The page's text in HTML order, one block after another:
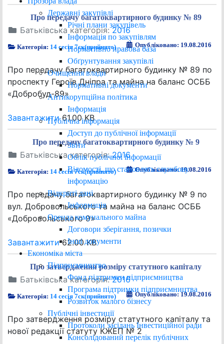
Державні закупівлі
Річні плани закупівель
Інформація по закупівлям
Нормативно правова база
Обґрунтування закупівлі
Очищення влади
Нормативні документи
Антикорупційна політика
Інформація
Публічна інформація
Доступ до публічної інформації
Звіти
Облік публічної інформації
Відомості, що становлять службову
інформацію
Відкриті дані
Інформація
Оренда комунального майна
Договори зберігання, позички
Інші документи
Економіка міста
Підприємництво
Фонд підтримки підприємництва
Програма підтримки підприємництва
Розвиток малого бізнесу
Публічні інвестиції
Протоколи засідань Інвестиційної ради
Консолідований перелік публічних
Про передачу багатоквартирного будинку № 89
Батьківська категорія:2016
Категорія: 14 сесія 7ск(прийнято) Опубліковано: 19.08.2016
Про передачу багатоквартирного будинку № 89 по
проспекту Героїв Дніпра та майна на баланс ОСББ
«Добробуд-89»
Завантажити61.00 KB
Про передачу багатоквартирного будинку № 9
Батьківська категорія:2016
Категорія: 14 сесія 7ск(прийнято) Опубліковано: 19.08.2016
Про передачу багатоквартирного будинку № 9 по
вул. Добровольського та майна на баланс ОСББ
«Добровольського 9»
Завантажити62.00 KB
Про затвердження розміру статутного капіталу
Батьківська категорія:2016
Категорія: 14 сесія 7ск(прийнято) Опубліковано: 19.08.2016
Про затвердження розміру статутного капіталу та
нової редакції статуту КЖЕП № 2